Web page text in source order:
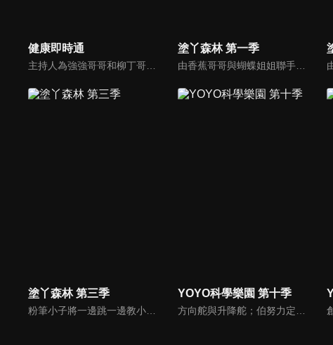
健康即時通 塗丫森林 第一季
由香蕉哥哥與蝴蝶姐姐聯手出擊，透過圖畫、音樂、故事等方式，開啟小朋友無限潛能，讓小朋友在遊戲中自然學習，還有粉筆小子教大家用簡單線條畫出有趣的圖形；「塗ㄚ偵探」裡，阿嗚還會將許多世界名畫介紹給小朋友認識。
塗丫森林 第三季
粉筆小子將一邊跳一邊教小朋友各種家禽；機器人教我們畫小雞；香蕉哥哥教大家用彈殼畫出不一樣的圖畫；三暉幼稚園的小朋友與大家一起用紙盤畫畫。
YOYO科學樂園 第十季
方向舵與升降舵；伯努力定律；足球飛機。